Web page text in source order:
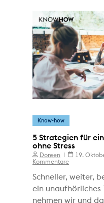
Know-how
5 Strategien für
ohne Stress
Doreen 19.
Kommentare
Schneller, weiter,
ein unaufhörliches
nehmen wir und